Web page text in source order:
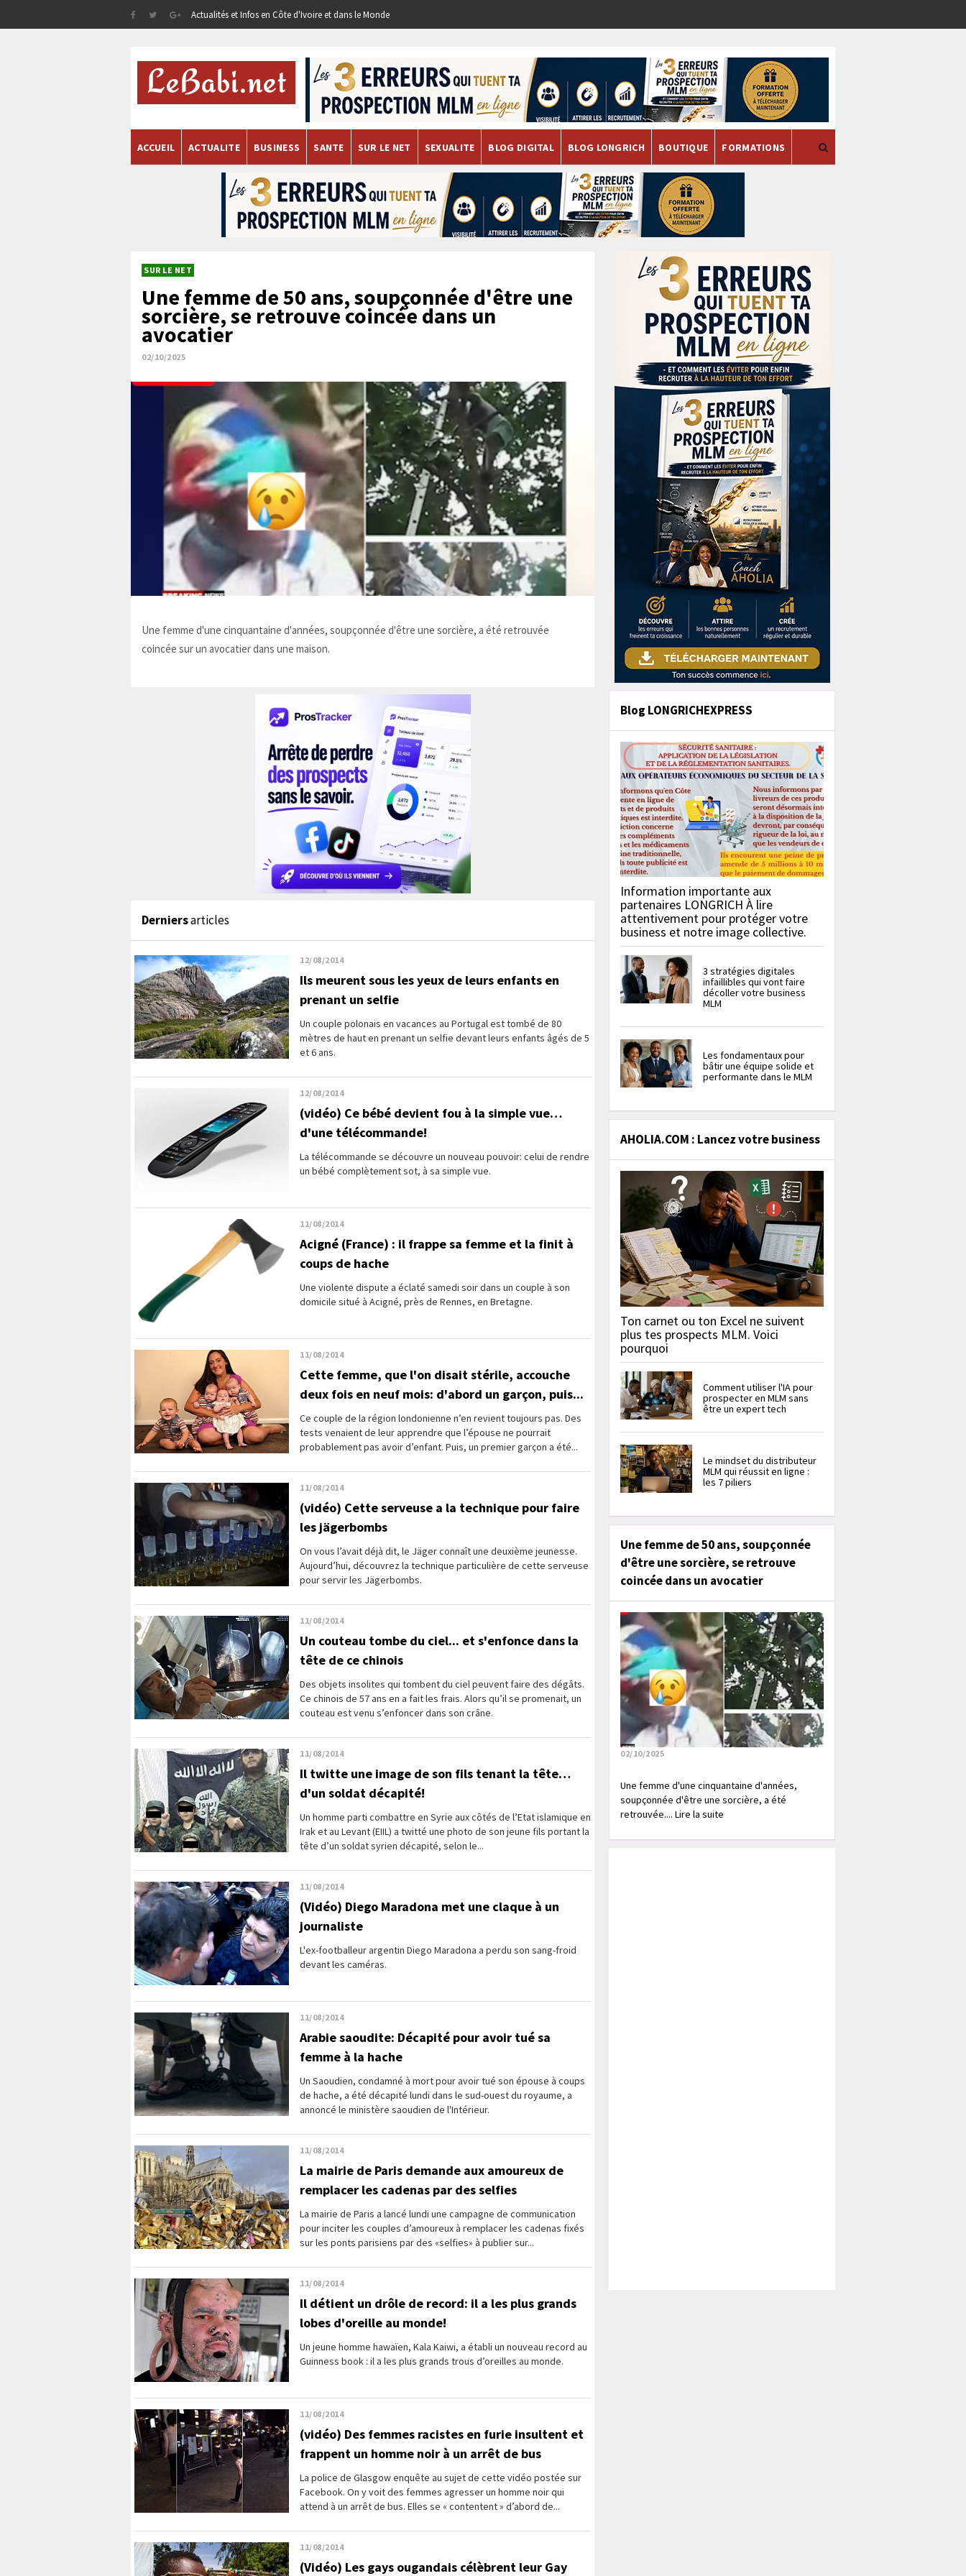
Actualités et Infos en Côte d'Ivoire et dans le Monde
ACCUEIL ACTUALITE BUSINESS SANTE SUR LE NET SEXUALITE BLOG DIGITAL BLOG LONGRICH BOUTIQUE FORMATIONS
SUR LE NET
Une femme de 50 ans, soupçonnée d'être une
sorcière, se retrouve coincée dans un
avocatier
02/10/2025
Une femme d'une cinquantaine d'années, soupçonnée d'être une sorcière, a été retrouvée
coincée sur un avocatier dans une maison.
Derniersarticles
12/08/2014
Ils meurent sous les yeux de leurs enfants en
prenant un selfie
Un couple polonais en vacances au Portugal est tombé de 80
mètres de haut en prenant un selfie devant leurs enfants âgés de 5
et 6 ans.
12/08/2014
(vidéo) Ce bébé devient fou à la simple vue…
d'une télécommande!
La télécommande se découvre un nouveau pouvoir: celui de rendre
un bébé complètement sot, à sa simple vue.
11/08/2014
Acigné (France) : il frappe sa femme et la finit à
coups de hache
Une violente dispute a éclaté samedi soir dans un couple à son
domicile situé à Acigné, près de Rennes, en Bretagne.
11/08/2014
Cette femme, que l'on disait stérile, accouche
deux fois en neuf mois: d'abord un garçon, puis...
Ce couple de la région londonienne n’en revient toujours pas. Des
tests venaient de leur apprendre que l’épouse ne pourrait
probablement pas avoir d’enfant. Puis, un premier garçon a été...
11/08/2014
(vidéo) Cette serveuse a la technique pour faire
les jägerbombs
On vous l’avait déjà dit, le Jäger connaît une deuxième jeunesse.
Aujourd’hui, découvrez la technique particulière de cette serveuse
pour servir les Jägerbombs.
11/08/2014
Un couteau tombe du ciel... et s'enfonce dans la
tête de ce chinois
Des objets insolites qui tombent du ciel peuvent faire des dégâts.
Ce chinois de 57 ans en a fait les frais. Alors qu’il se promenait, un
couteau est venu s’enfoncer dans son crâne.
11/08/2014
Il twitte une image de son fils tenant la tête…
d'un soldat décapité!
Un homme parti combattre en Syrie aux côtés de l’Etat islamique en
Irak et au Levant (EIIL) a twitté une photo de son jeune fils portant la
tête d’un soldat syrien décapité, selon le...
11/08/2014
(Vidéo) Diego Maradona met une claque à un
journaliste
L'ex-footballeur argentin Diego Maradona a perdu son sang-froid
devant les caméras.
11/08/2014
Arabie saoudite: Décapité pour avoir tué sa
femme à la hache
Un Saoudien, condamné à mort pour avoir tué son épouse à coups
de hache, a été décapité lundi dans le sud-ouest du royaume, a
annoncé le ministère saoudien de l'Intérieur.
11/08/2014
La mairie de Paris demande aux amoureux de
remplacer les cadenas par des selfies
La mairie de Paris a lancé lundi une campagne de communication
pour inciter les couples d’amoureux à remplacer les cadenas fixés
sur les ponts parisiens par des «selfies» à publier sur...
11/08/2014
Il détient un drôle de record: il a les plus grands
lobes d'oreille au monde!
Un jeune homme hawaïen, Kala Kaiwi, a établi un nouveau record au
Guinness book : il a les plus grands trous d’oreilles au monde.
11/08/2014
(vidéo) Des femmes racistes en furie insultent et
frappent un homme noir à un arrêt de bus
La police de Glasgow enquête au sujet de cette vidéo postée sur
Facebook. On y voit des femmes agresser un homme noir qui
attend à un arrêt de bus. Elles se « contentent » d’abord de...
11/08/2014
(Vidéo) Les gays ougandais célèbrent leur Gay
Blog LONGRICHEXPRESS
Information importante aux
partenaires LONGRICH À lire
attentivement pour protéger votre
business et notre image collective.
3 stratégies digitales
infaillibles qui vont faire
décoller votre business
MLM
Les fondamentaux pour
bâtir une équipe solide et
performante dans le MLM
AHOLIA.COM : Lancez votre business
Ton carnet ou ton Excel ne suivent
plus tes prospects MLM. Voici
pourquoi
Comment utiliser l'IA pour
prospecter en MLM sans
être un expert tech
Le mindset du distributeur
MLM qui réussit en ligne :
les 7 piliers
Une femme de 50 ans, soupçonnée
d'être une sorcière, se retrouve
coincée dans un avocatier
02/10/2025
Une femme d'une cinquantaine d'années,
soupçonnée d'être une sorcière, a été
retrouvée.... Lire la suite